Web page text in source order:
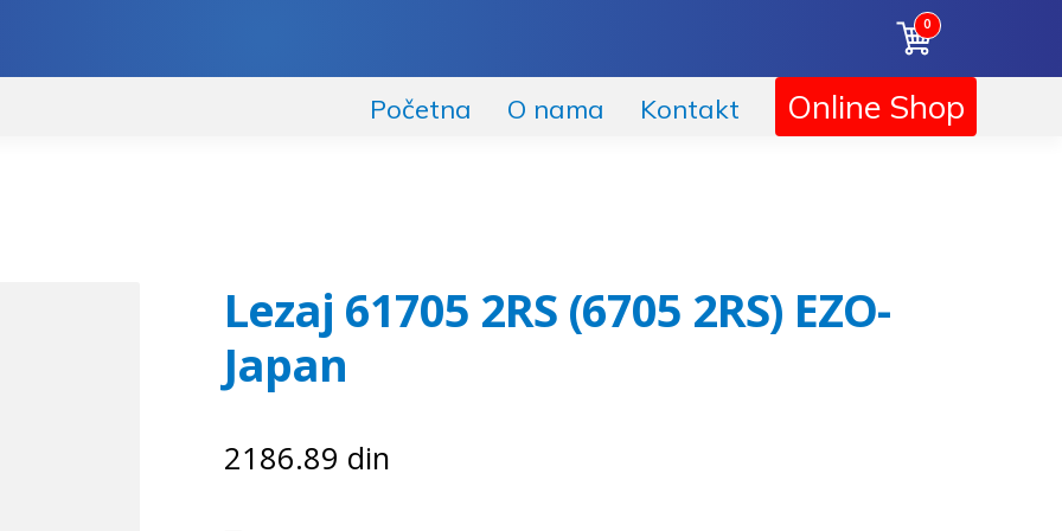
0
Početna O nama Kontakt Online Shop
Lezaj 61705 2RS (6705 2RS) EZO-
Japan
2186.89 din